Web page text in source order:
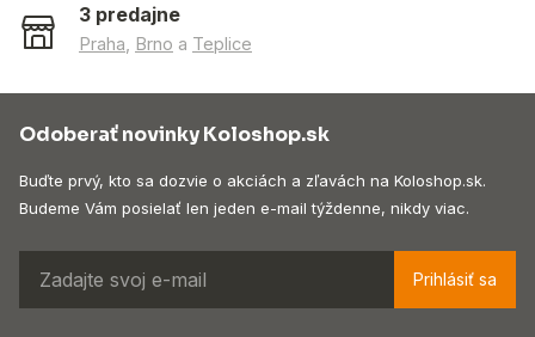
3 predajne
Praha Brno a Teplice
Odoberať novinky Koloshop.sk
Buďte prvý, kto sa dozvie o akciách a zľavách na Koloshop.sk.
Budeme Vám posielať len jeden e-mail týždenne, nikdy viac.
Prihlásiť sa